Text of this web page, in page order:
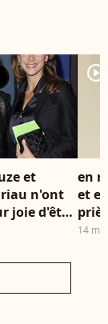
Paris le
©
/
et
n'ont
joie d'être
player2
en
et
prières.
a
14